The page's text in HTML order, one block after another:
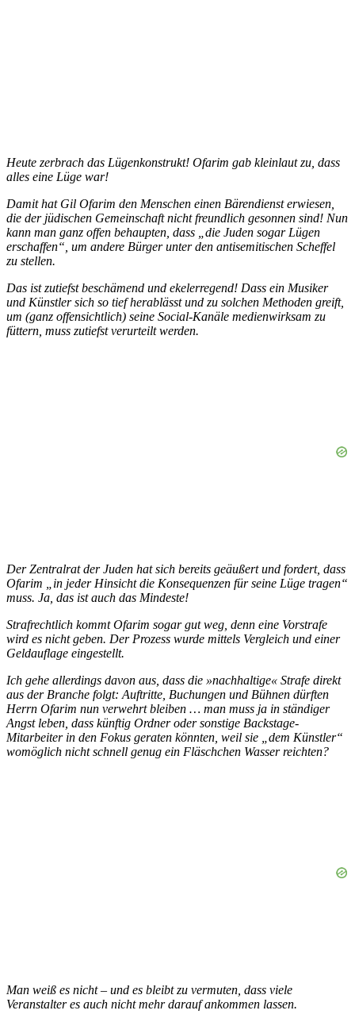
Heute zerbrach das Lügenkonstrukt! Ofarim gab kleinlaut zu, dass
alles eine Lüge war!
Damit hat Gil Ofarim den Menschen einen Bärendienst erwiesen,
die der jüdischen Gemeinschaft nicht freundlich gesonnen sind! Nun
kann man ganz offen behaupten, dass „die Juden sogar Lügen
erschaffen“, um andere Bürger unter den antisemitischen Scheffel
zu stellen.
Das ist zutiefst beschämend und ekelerregend! Dass ein Musiker
und Künstler sich so tief herablässt und zu solchen Methoden greift,
um (ganz offensichtlich) seine Social-Kanäle medienwirksam zu
füttern, muss zutiefst verurteilt werden.
Der Zentralrat der Juden hat sich bereits geäußert und fordert, dass
Ofarim „in jeder Hinsicht die Konsequenzen für seine Lüge tragen“
muss. Ja, das ist auch das Mindeste!
Strafrechtlich kommt Ofarim sogar gut weg, denn eine Vorstrafe
wird es nicht geben. Der Prozess wurde mittels Vergleich und einer
Geldauflage eingestellt.
Ich gehe allerdings davon aus, dass die »nachhaltige« Strafe direkt
aus der Branche folgt: Auftritte, Buchungen und Bühnen dürften
Herrn Ofarim nun verwehrt bleiben … man muss ja in ständiger
Angst leben, dass künftig Ordner oder sonstige Backstage-
Mitarbeiter in den Fokus geraten könnten, weil sie „dem Künstler“
womöglich nicht schnell genug ein Fläschchen Wasser reichten?
Man weiß es nicht – und es bleibt zu vermuten, dass viele
Veranstalter es auch nicht mehr darauf ankommen lassen.